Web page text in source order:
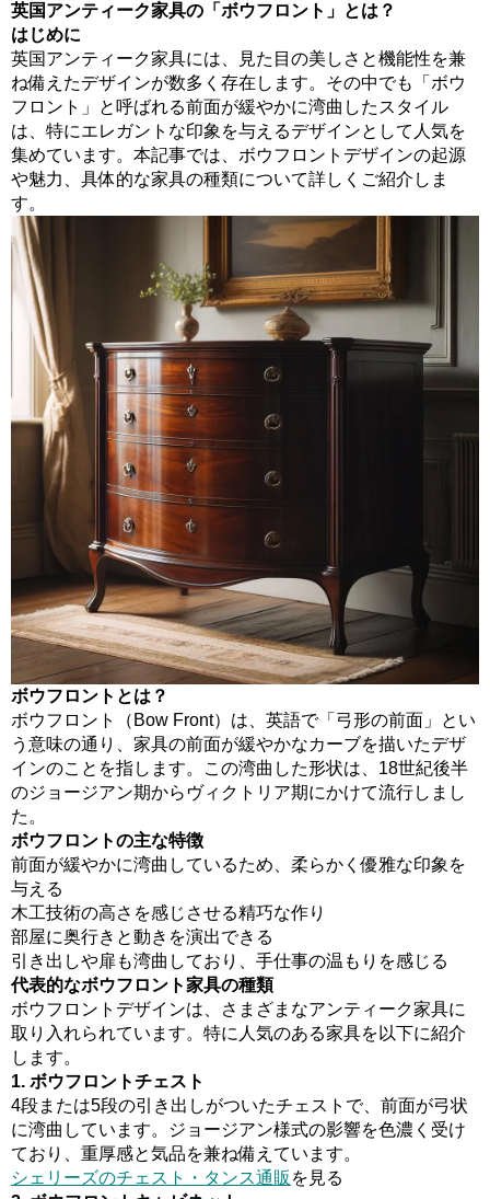
英国アンティーク家具の「ボウフロント」とは？
はじめに
英国アンティーク家具には、見た目の美しさと機能性を兼
ね備えたデザインが数多く存在します。その中でも「ボウ
フロント」と呼ばれる前面が緩やかに湾曲したスタイル
は、特にエレガントな印象を与えるデザインとして人気を
集めています。本記事では、ボウフロントデザインの起源
や魅力、具体的な家具の種類について詳しくご紹介しま
す。
ボウフロントとは？
ボウフロント（Bow Front）は、英語で「弓形の前面」とい
う意味の通り、家具の前面が緩やかなカーブを描いたデザ
インのことを指します。この湾曲した形状は、18世紀後半
のジョージアン期からヴィクトリア期にかけて流行しまし
た。
ボウフロントの主な特徴
前面が緩やかに湾曲しているため、柔らかく優雅な印象を
与える
木工技術の高さを感じさせる精巧な作り
部屋に奥行きと動きを演出できる
引き出しや扉も湾曲しており、手仕事の温もりを感じる
代表的なボウフロント家具の種類
ボウフロントデザインは、さまざまなアンティーク家具に
取り入れられています。特に人気のある家具を以下に紹介
します。
1. ボウフロントチェスト
4段または5段の引き出しがついたチェストで、前面が弓状
に湾曲しています。ジョージアン様式の影響を色濃く受け
ており、重厚感と気品を兼ね備えています。
シェリーズのチェスト・タンス通販 を見る